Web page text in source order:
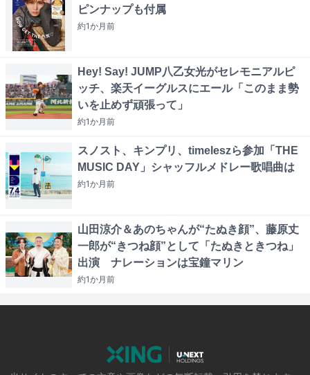
ピンナップも付属
約1か月前
Hey! Say! JUMP八乙女光がセレモニアルピ
ッチ、楽天イーグルスにエール「このまま勢
いを止めず頑張って」
約1か月前
スノスト、キンプリ、timeleszら参加「THE
MUSIC DAY」シャッフルメドレー歌唱曲は
約1か月前
山田涼介＆あのちゃんが“たぬき顔”、藤原丈
一郎が“きつね顔”として「たぬきときつね」
出演 ナレーションは宝鐘マリン
約1か月前